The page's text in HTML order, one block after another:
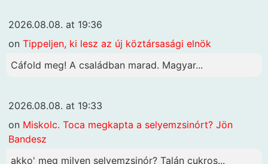
2026.08.08. at 19:36
on Tippeljen, ki lesz az új köztársasági elnök
Cáfold meg! A családban marad. Magyar...
2026.08.08. at 19:33
on Miskolc. Toca megkapta a selyemzsinórt? Jön
Bandesz
akko' meg milyen selyemzsinór? Talán cukros...